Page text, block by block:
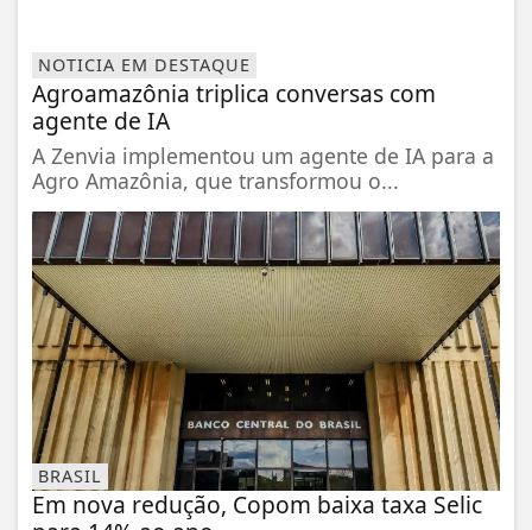
NOTICIA EM DESTAQUE
Agroamazônia triplica conversas com
agente de IA
A Zenvia implementou um agente de IA para a
Agro Amazônia, que transformou o...
BRASIL
Em nova redução, Copom baixa taxa Selic